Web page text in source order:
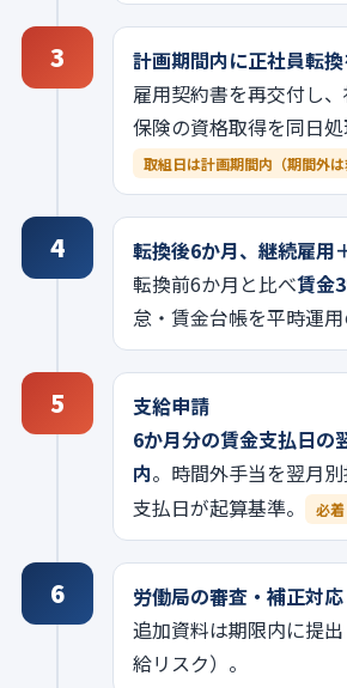
3
計画期間内に正社員転
雇用契約書を再交付し
保険の資格取得を同日処
取組日は計画期間内（期間外は
4
転換後6か月、継続雇用
転換前6か月と比べ賃金
怠・賃金台帳を平時運用
5
支給申請
6か月分の賃金支払日の
内。時間外手当を翌月
支払日が起算基準。
必着
6
労働局の審査・補正対
追加資料は期限内に提
給リスク）。